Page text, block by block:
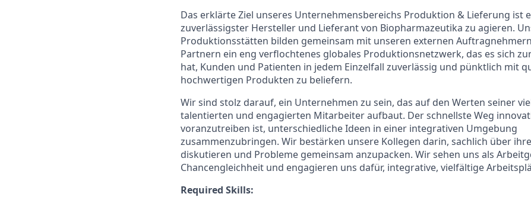
Das erklärte Ziel unseres Unternehmensbereichs Produktion & Lieferung ist
zuverlässigster Hersteller und Lieferant von Biopharmazeutika zu agieren.
Produktionsstätten bilden gemeinsam mit unseren externen
Partnern ein eng verflochtenes globales Produktionsnetzwerk, das es sich
hat, Kunden und Patienten in jedem Einzelfall zuverlässig und pünktlich mit
hochwertigen Produkten zu beliefern.
Wir sind stolz darauf, ein Unternehmen zu sein, das auf den Werten seiner
talentierten und engagierten Mitarbeiter aufbaut. Der schnellste Weg
voranzutreiben ist, unterschiedliche Ideen in einer integrativen Umgebung
zusammenzubringen. Wir bestärken unsere Kollegen darin, sachlich über
diskutieren und Probleme gemeinsam anzupacken. Wir sehen uns als
Chancengleichheit und engagieren uns dafür, integrative, vielfältige
Required Skills: